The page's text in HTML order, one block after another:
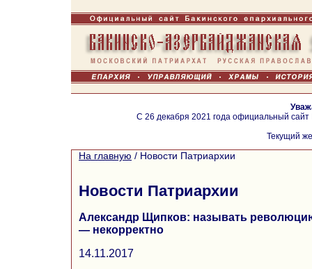
С 26 декабря 2021 года официальный
Текущий
На главную / Новости Патриархии
Новости Патриархии
Александр Щипков: называть
— некорректно
14.11.2017